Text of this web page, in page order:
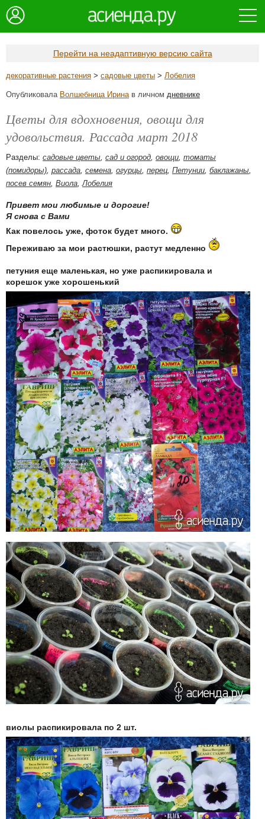
Перейти на неадаптивную версию сайта
декоративные растения > садовые цветы > Лобелия
Опубликовала Волшебница Иринав личном дневнике
Цветы для вдохновения, овощи для
удовольствия. Рассада март 2018
Разделы: садовые цветы, сад и огород, овощи, томаты
(помидоры), рассада, семена, огурцы, перец, Петунии, баклажаны,
посев семян, Виола,Лобелия
Привет мои любимые и дорогие!
Я снова с Вами
Как повелось уже, фоток будет много.
Переживаю за мои растюшки, растут медленно
петуния еще маленькая, но уже распикировала и
корешок уже хорошенький
виолы распикировала по 2 шт.